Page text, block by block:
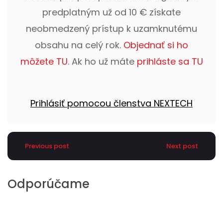
predplatným už od 10 € získate
neobmedzený prístup k uzamknutému
obsahu na celý rok. Objednať si ho
môžete TU. Ak ho už máte prihláste sa TU
Prihlásiť pomocou členstva NEXTECH
Previous post Next post
Odporúčame